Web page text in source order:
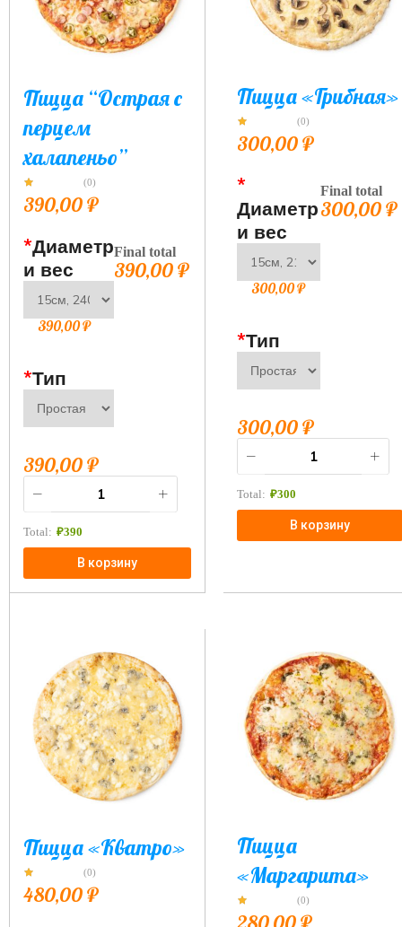
Пицца “Острая с
перцем
халапеньо”
(0)
390,00₽
*Диаметр
и вес
390,00₽
*Тип
Final total
390,00₽
390,00₽
Total: ₽390
В корзину
Пицца «Грибная»
(0)
300,00₽
*
Диаметр
и вес
300,00₽
*Тип
Final total
300,00₽
300,00₽
Total: ₽300
В корзину
Пицца «Кватро»
(0)
480,00₽
Пицца
«Маргарита»
(0)